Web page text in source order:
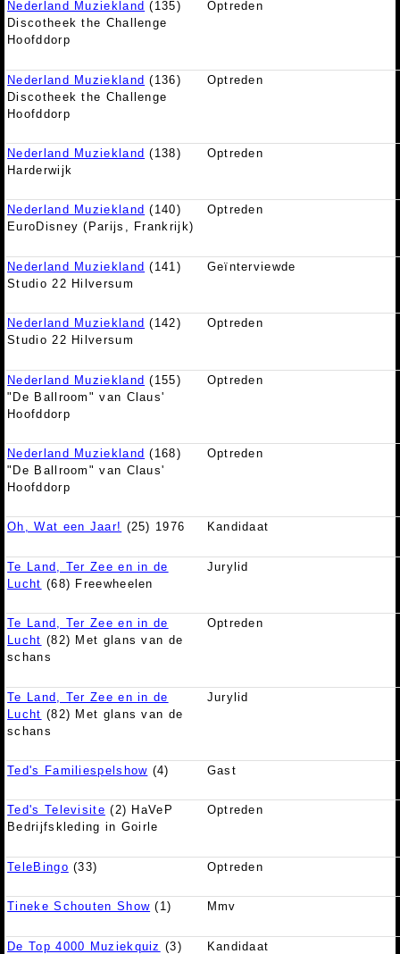
Nederland Muziekland (135)
Discotheek the Challenge
Hoofddorp
Optreden
Nederland Muziekland (136)
Discotheek the Challenge
Hoofddorp
Optreden
Nederland Muziekland (138)
Harderwijk
Optreden
Nederland Muziekland (140)
EuroDisney (Parijs, Frankrijk)
Optreden
Nederland Muziekland (141)
Studio 22 Hilversum
Geïnterviewde
Nederland Muziekland (142)
Studio 22 Hilversum
Optreden
Nederland Muziekland (155)
"De Ballroom" van Claus'
Hoofddorp
Optreden
Nederland Muziekland (168)
"De Ballroom" van Claus'
Hoofddorp
Optreden
Oh, Wat een Jaar! (25) 1976 Kandidaat
Te Land, Ter Zee en in de
Lucht (68) Freewheelen
Jurylid
Te Land, Ter Zee en in de
Lucht (82) Met glans van de
schans
Optreden
Te Land, Ter Zee en in de
Lucht (82) Met glans van de
schans
Jurylid
Ted's Familiespelshow (4) Gast
Ted's Televisite (2) HaVeP
Bedrijfskleding in Goirle
Optreden
TeleBingo (33) Optreden
Tineke Schouten Show (1) Mmv
De Top 4000 Muziekquiz (3) Kandidaat